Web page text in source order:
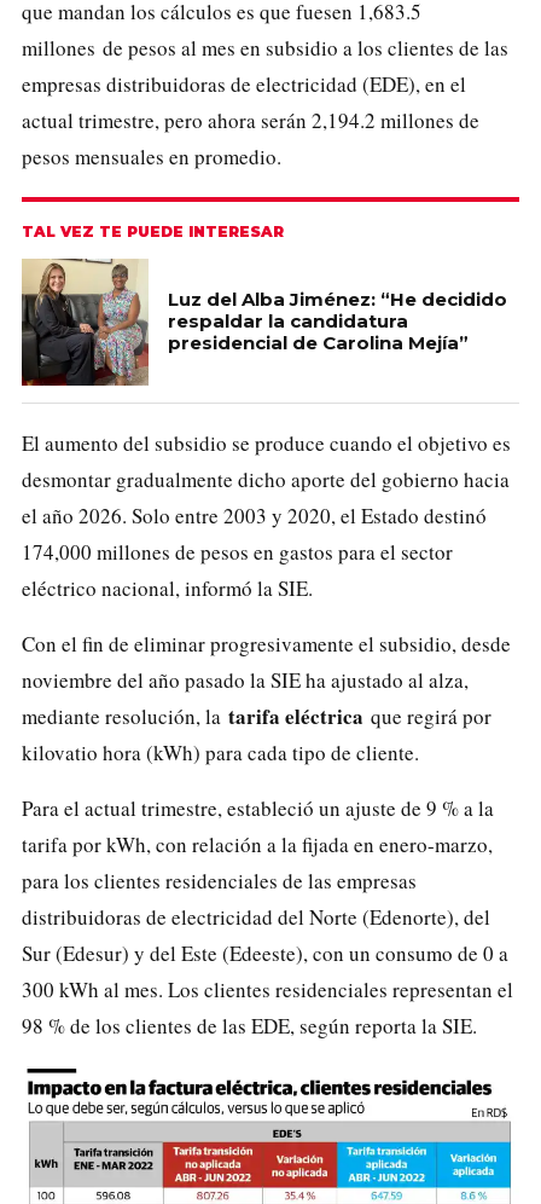
que mandan los cálculos es que fuesen 1,683.5
millones de pesos al mes en subsidio a los clientes de las
empresas distribuidoras de electricidad (EDE), en el
actual trimestre, pero ahora serán 2,194.2 millones de
pesos mensuales en promedio.
TAL VEZ TE PUEDE INTERESAR
Luz del Alba Jiménez: “He decidido
respaldar la candidatura
presidencial de Carolina Mejía”
El aumento del subsidio se produce cuando el objetivo es
desmontar gradualmente dicho aporte del gobierno hacia
el año 2026. Solo entre 2003 y 2020, el Estado destinó
174,000 millones de pesos en gastos para el sector
eléctrico nacional, informó la SIE.
Con el fin de eliminar progresivamente el subsidio, desde
noviembre del año pasado la SIE ha ajustado al alza,
mediante resolución, la tarifa eléctrica que regirá por
kilovatio hora (kWh) para cada tipo de cliente.
Para el actual trimestre, estableció un ajuste de 9 % a la
tarifa por kWh, con relación a la fijada en enero-marzo,
para los clientes residenciales de las empresas
distribuidoras de electricidad del Norte (Edenorte), del
Sur (Edesur) y del Este (Edeeste), con un consumo de 0 a
300 kWh al mes. Los clientes residenciales representan el
98 % de los clientes de las EDE, según reporta la SIE.